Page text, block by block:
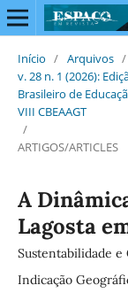
Início / Arquivos /
v. 28 n. 1 (2026):
Brasileiro de
VIII CBEAAGT
/
ARTIGOS/ARTICLES
A
Lagosta
Sustentabilidade
Indicação